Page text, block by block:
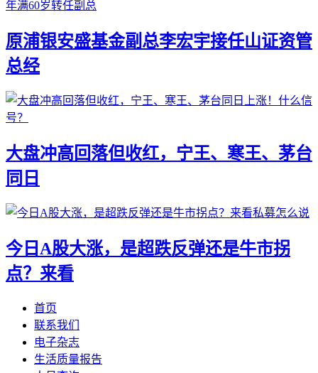
原浦银安盛基金副总李宏宇接任山证资管
总经
大盘冲高回落但收红，宁王、寒王、茅台
同日
今日A股大涨，是超跌反弹还是牛市拐
点？来看
首页
联系我们
电子杂志
生活质量报告